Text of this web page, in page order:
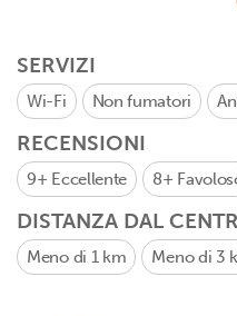
SERVIZI
Wi-Fi Non fumatori
RECENSIONI
9+ Eccellente 8+
DISTANZA DAL
Meno di 1 km Meno di 3